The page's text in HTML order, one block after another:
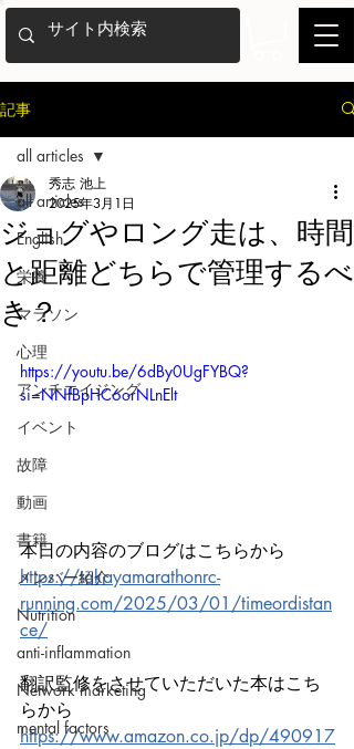
記事
all articles
English
栄養
マラソン
心理
アンチエイジング
イベント
故障
動画
書籍
メンバー紹介
Nutrition
anti-inflammation
Network marketing
mental factors
all articles
ジョグやロング走は、時間
と距離どちらで管理するべ
き？
秀志 池上
2025年3月1日
https://youtu.be/6dBy0UgFYBQ?
si=NNfBpHC6orNLnElt
本日の内容のブログはこちらから
https://takayamarathonrc-
running.com/2025/03/01/timeordistan
ce/
翻訳監修をさせていただいた本はこち
らから
https://www.amazon.co.jp/dp/490917